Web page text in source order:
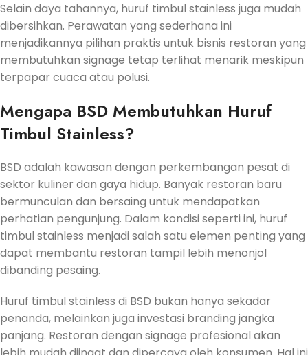
Selain daya tahannya, huruf timbul stainless juga mudah
dibersihkan. Perawatan yang sederhana ini
menjadikannya pilihan praktis untuk bisnis restoran yang
membutuhkan signage tetap terlihat menarik meskipun
terpapar cuaca atau polusi.
Mengapa BSD Membutuhkan Huruf
Timbul Stainless?
BSD adalah kawasan dengan perkembangan pesat di
sektor kuliner dan gaya hidup. Banyak restoran baru
bermunculan dan bersaing untuk mendapatkan
perhatian pengunjung. Dalam kondisi seperti ini, huruf
timbul stainless menjadi salah satu elemen penting yang
dapat membantu restoran tampil lebih menonjol
dibanding pesaing.
Huruf timbul stainless di BSD bukan hanya sekadar
penanda, melainkan juga investasi branding jangka
panjang. Restoran dengan signage profesional akan